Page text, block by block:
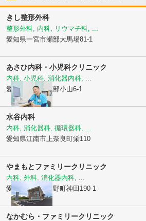
きし整形外科
整形外科, 内科, リウマチ科, ...
愛知県一宮市瀬部大馬場81-1
あさひ内科・小児科クリニック
内科, 小児科, 消化器内科, ...
愛知県一宮市 瀬部小山6-1
水谷内科
内科, 消化器科, 循環器科, ...
愛知県江南市 上奈良町栄110
やまもとファミリークリニック
内科, 外科, 消化器内科, ...
愛知県江南市
東野町神田190-1
なかむら・ファミリークリニック